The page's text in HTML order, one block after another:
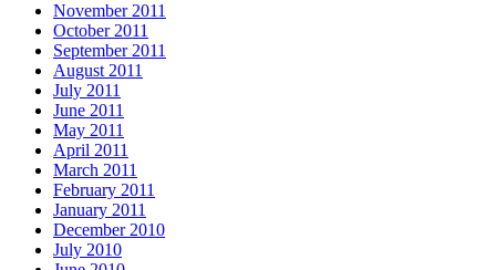
November 2011
October 2011
September 2011
August 2011
July 2011
June 2011
May 2011
April 2011
March 2011
February 2011
January 2011
December 2010
July 2010